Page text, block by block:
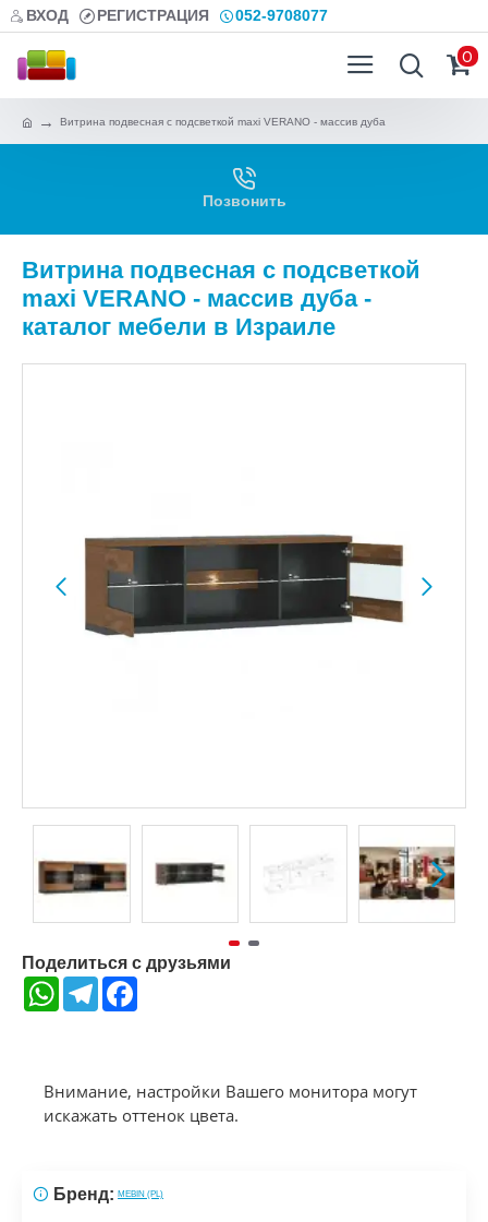
ВХОД РЕГИСТРАЦИЯ 052-9708077
0
Витрина подвесная с подсветкой maxi VERANO - массив дуба
Позвонить
Витрина подвесная с подсветкой
maxi VERANO - массив дуба -
каталог мебели в Израиле
Поделиться с друзьями
WhatsAppTelegram
Внимание, настройки Вашего монитора могут
искажать оттенок цвета.
Бренд: MEBIN (PL)